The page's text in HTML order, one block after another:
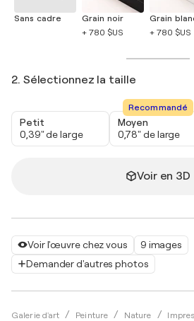
Voir l'œuvre chez vous
9 images
Demander d'autres photos
Galerie d'art Peinture Nature
Sans cadre
Grain noir
+ 780 $US
Grain
+ 780 $US
2. Sélectionnez la taille
Petit
0,39" de large
Recommandé
Moyen
0,78" de large
Voir en 3D